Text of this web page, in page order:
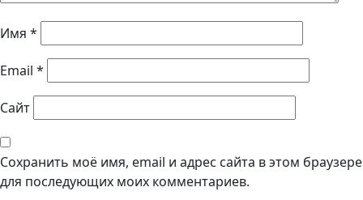
Имя *
Email *
Сайт
Сохранить моё имя, email и адрес сайта в этом браузере
для последующих моих комментариев.